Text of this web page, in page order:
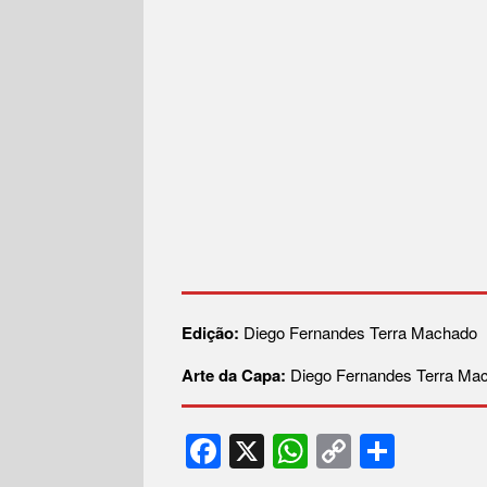
Edição: Diego Fernandes Terra Machado
Arte da Capa: Diego Fernandes Terra
F X W C